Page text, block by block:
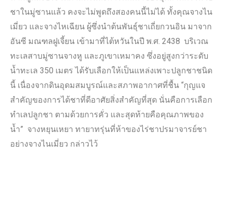
ชาในมู่ซานแล้ว คงจะไม่พูดถึงสองคนนี้ไม่ได้ ทั้งคุณจางไน
เมี่ยว และจางไหเฉียน ผู้ซึ่งนำต้นพันธุ์ชาเถี่ยกวนอิน มาจาก
อันซี มณฑลฝูเจี้ยน เข้ามาที่ไต้หวันในปี พ.ศ. 2438 บริเวณ
ทะเลสาบมู่ซานจางหู และภูเขาเหมาคง ซึ่งอยู่สูงกว่าระดับ
น้ำทะเล 350 เมตร ได้รับเลือกให้เป็นแหล่งเพาะปลูกชาชนิด
นี้ เนื่องจากดินอุดมสมบูรณ์และสภาพอากาศที่ชื้น “กุญแจ
สำคัญของการได้ชาที่ดีอาศัยสิ่งสำคัญที่สุด นั่นคือการเลือก
ทำเลปลูกชา ตามด้วยการคั่ว และสุดท้ายคือคุณภาพของ
น้ำ” จางหยุนเหยา ทายาทรุ่นที่ห้าของไร่ชาปรมาจารย์ชา
อย่างจางไนเมี่ยว กล่าวไว้